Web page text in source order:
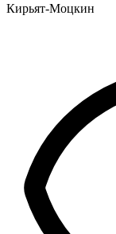
Кирьят-Моцкин